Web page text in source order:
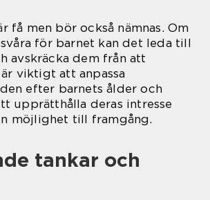
få men bör också nämnas. Om
för barnet kan det leda till
avskräcka dem från att
viktigt att anpassa
efter barnets ålder och
upprätthålla deras intresse
möjlighet till framgång.
tankar och